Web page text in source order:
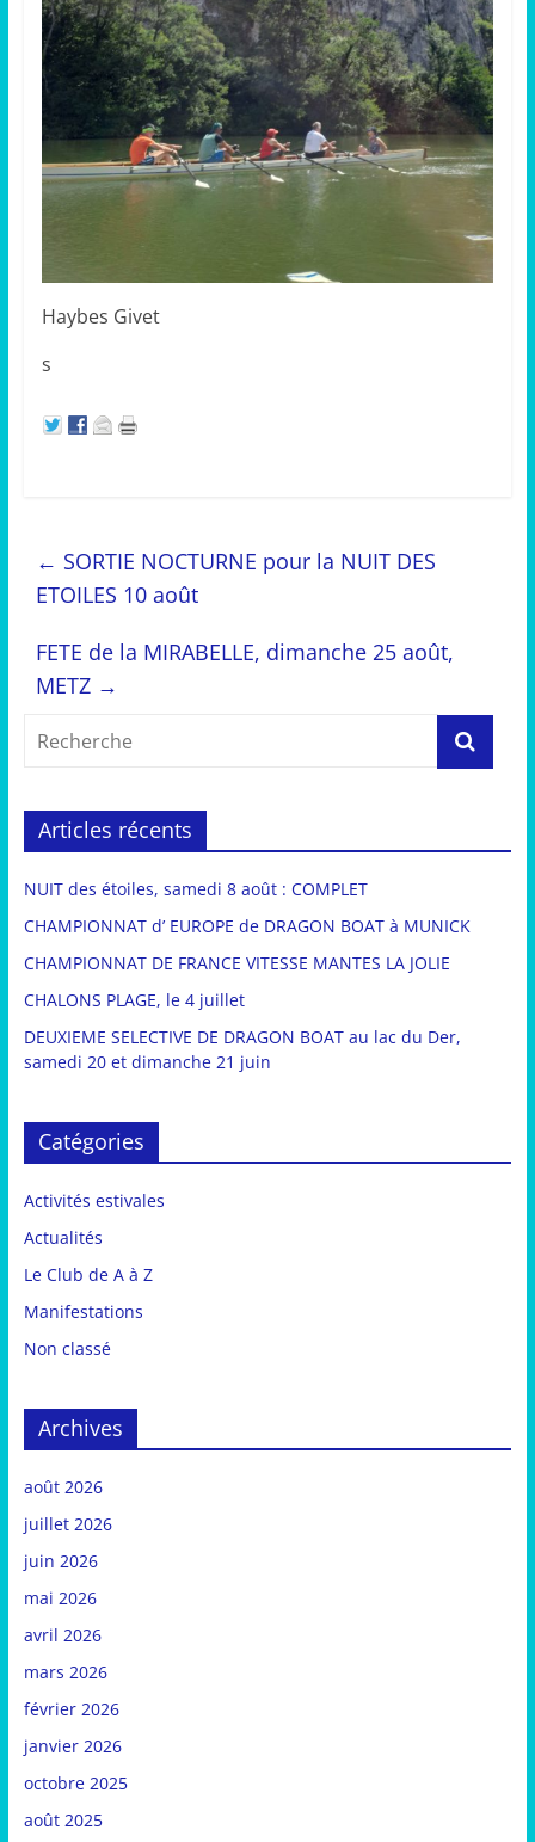
Haybes Givet
s
← SORTIE NOCTURNE pour la NUIT DES
ETOILES 10 août
FETE de la MIRABELLE, dimanche 25 août,
METZ →
Articles récents
NUIT des étoiles, samedi 8 août : COMPLET
CHAMPIONNAT d’ EUROPE de DRAGON BOAT à MUNICK
CHAMPIONNAT DE FRANCE VITESSE MANTES LA JOLIE
CHALONS PLAGE, le 4 juillet
DEUXIEME SELECTIVE DE DRAGON BOAT au lac du Der,
samedi 20 et dimanche 21 juin
Catégories
Activités estivales
Actualités
Le Club de A à Z
Manifestations
Non classé
Archives
août 2026
juillet 2026
juin 2026
mai 2026
avril 2026
mars 2026
février 2026
janvier 2026
octobre 2025
août 2025